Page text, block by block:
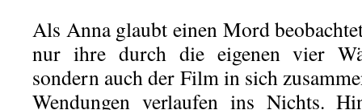
Als Anna glaubt einen Mord
nur ihre durch die eigenen vier
sondern auch der Film in sich
Wendungen verlaufen ins Nichts.